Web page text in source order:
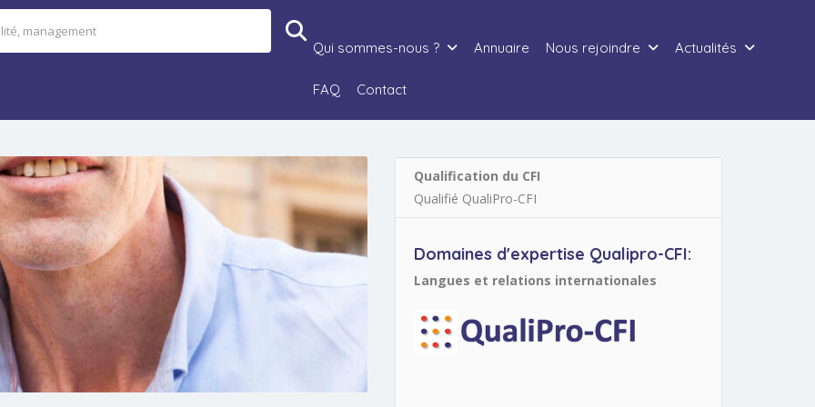
Qui sommes-nous ? Annuaire Nous rejoindre Actualités
FAQ Contact
Qualification du CFI
Qualifié QualiPro-CFI
Domaines d'expertise Qualipro-CFI:
Langues et relations internationales